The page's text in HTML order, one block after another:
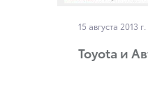
15 августа 2013 г.
Toyota и